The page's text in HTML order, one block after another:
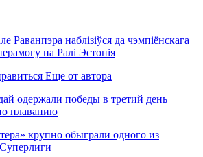
Раванпэра наблізіўся да чэмпіёнскага
на Ралі Эстонія
Еще от автора
одержали победы в третий день
плаванию
крупно обыграли одного из